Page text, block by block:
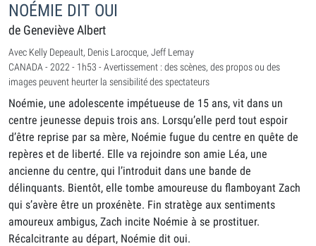
NOÉMIE DIT OUI
de Geneviève Albert
Avec Kelly Depeault, Denis Larocque, Jeff Lemay
CANADA - 2022 - 1h53 - Avertissement : des scènes, des propos ou des
images peuvent heurter la sensibilité des spectateurs
Noémie, une adolescente impétueuse de 15 ans, vit dans un
centre jeunesse depuis trois ans. Lorsqu’elle perd tout espoir
d’être reprise par sa mère, Noémie fugue du centre en quête de
repères et de liberté. Elle va rejoindre son amie Léa, une
ancienne du centre, qui l’introduit dans une bande de
délinquants. Bientôt, elle tombe amoureuse du flamboyant Zach
qui s’avère être un proxénète. Fin stratège aux sentiments
amoureux ambigus, Zach incite Noémie à se prostituer.
Récalcitrante au départ, Noémie dit oui.